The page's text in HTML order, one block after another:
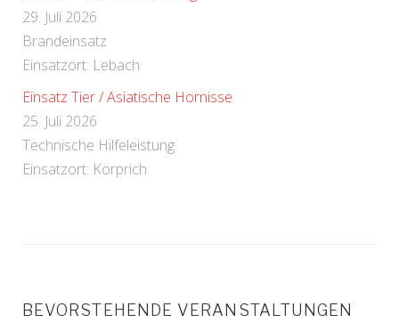
29. Juli 2026
Brandeinsatz
Einsatzort: Lebach
Einsatz Tier / Asiatische Hornisse
25. Juli 2026
Technische Hilfeleistung
Einsatzort: Körprich
BEVORSTEHENDE VERANSTALTUNGEN